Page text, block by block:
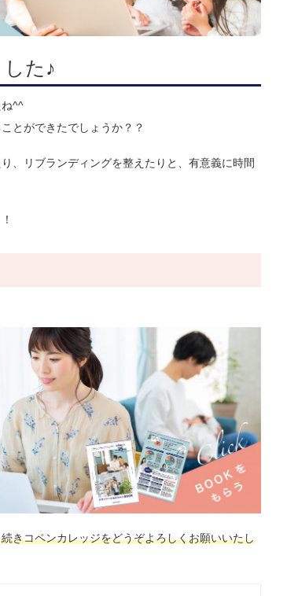
た♪
^^
とができたでしょうか？？
、リブランディングを整えたりと、有意義に時間
きコペンカレッジをどうぞよろしくお願いいたし